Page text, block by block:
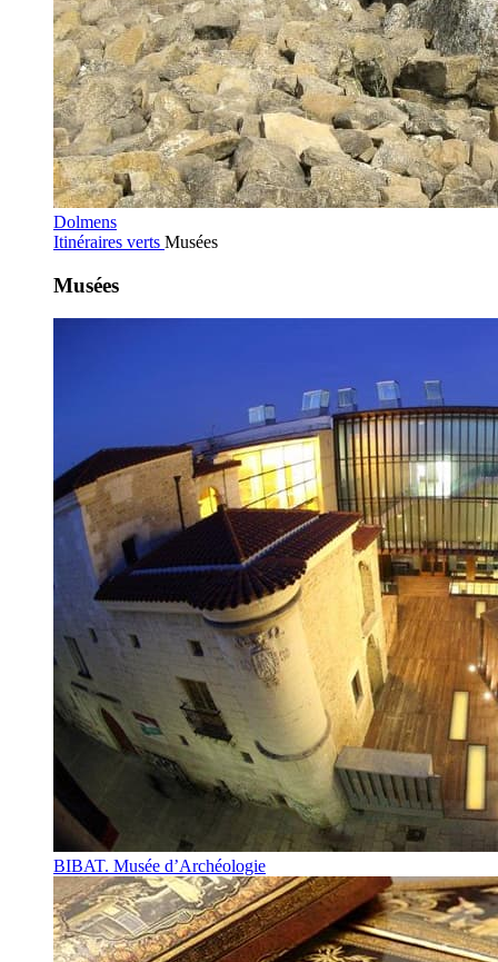
Dolmens
Itinéraires verts Musées
Musées
BIBAT. Musée d’Archéologie